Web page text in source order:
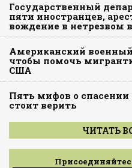
Государственный
пяти иностранцев,
вождение в нетрезвом
Американский
чтобы помочь
США
Пять мифов о
стоит верить
ЧИТАТЬ